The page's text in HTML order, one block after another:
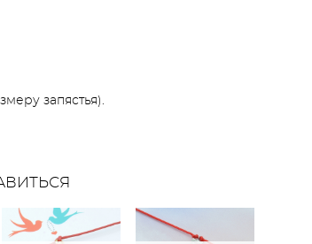
запястья).